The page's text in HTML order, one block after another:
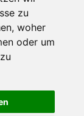
zu
woher
oder um